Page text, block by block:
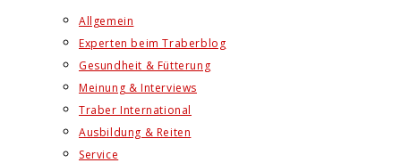
Allgemein
Experten beim Traberblog
Gesundheit & Fütterung
Meinung & Interviews
Traber International
Ausbildung & Reiten
Service